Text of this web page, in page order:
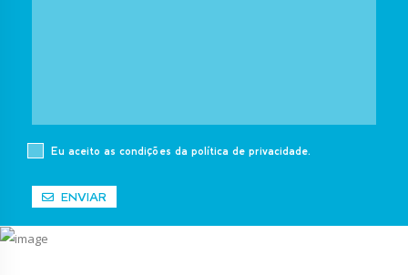
Eu aceito as condições da política de privacidade.
ENVIAR